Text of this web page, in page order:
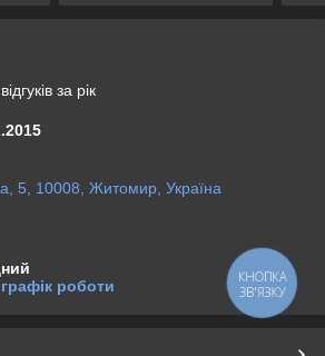
за рік
5, 10008, Житомир, Україна
роботи
КНОПКА
ЗВ'ЯЗКУ